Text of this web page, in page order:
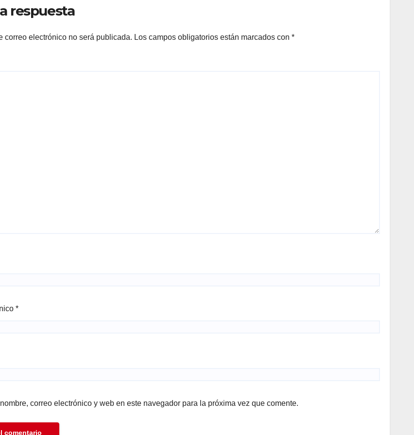
respuesta
correo electrónico no será publicada. Los campos obligatorios están marcados con *
*
correo electrónico y web en este navegador para la próxima vez que comente.